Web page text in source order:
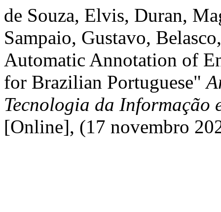
de Souza, Elvis, Duran,
Sampaio, Gustavo,
Automatic Annotation of
for Brazilian Portuguese"
Tecnologia da Informação
[Online], (17 novembro